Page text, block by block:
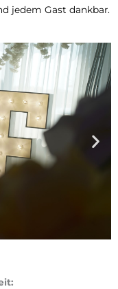
jedem Gast dankbar.